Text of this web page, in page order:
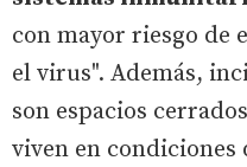
con mayor riesgo de
el virus". Además,
son espacios
viven en